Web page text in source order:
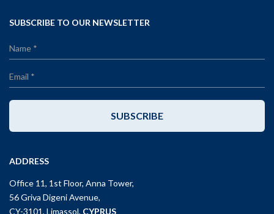
SUBSCRIBE TO OUR NEWSLETTER
SUBSCRIBE
ADDRESS
Office 11, 1st Floor, Anna Tower,
56 Griva Digeni Avenue,
CY-3101, Limassol, CYPRUS